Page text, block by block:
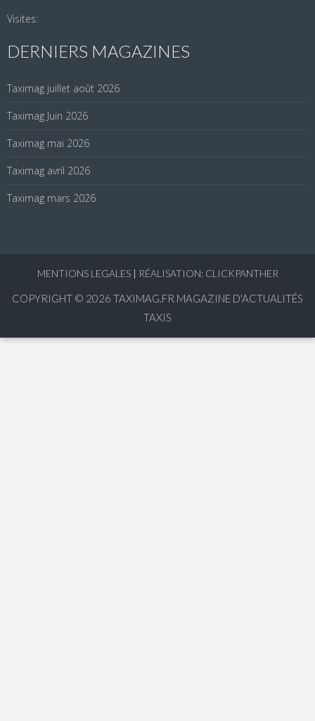
Visites:
DERNIERS MAGAZINES
Taximag juillet août 2026
Taximag Juin 2026
Taximag mai 2026
Taximag avril 2026
Taximag mars 2026
MENTIONS LEGALES | RÉALISATION: CLICKPANTHER
COPYRIGHT © 2026 TAXIMAG.FR MAGAZINE D'ACTUALITÉS
TAXIS